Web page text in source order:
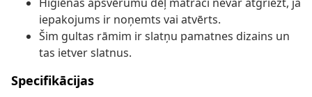
iepakojums ir noņemts vai atvērts.
Šim gultas rāmim ir slatņu pamatnes dizains un
tas ietver slatnus.
Specifikācijas